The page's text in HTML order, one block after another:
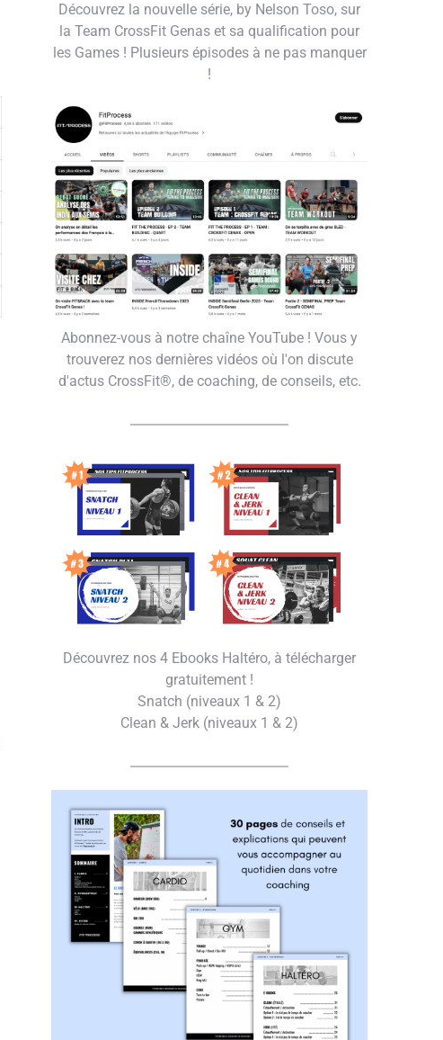
Découvrez la nouvelle série, by Nelson Toso, sur
la Team CrossFit Genas et sa qualification pour
les Games ! Plusieurs épisodes à ne pas manquer
!
Abonnez-vous à notre chaîne YouTube ! Vous y
trouverez nos dernières vidéos où l'on discute
d'actus CrossFit®, de coaching, de conseils, etc.
Découvrez nos 4 Ebooks Haltéro, à télécharger
gratuitement !
Snatch (niveaux 1 & 2)
Clean & Jerk (niveaux 1 & 2)